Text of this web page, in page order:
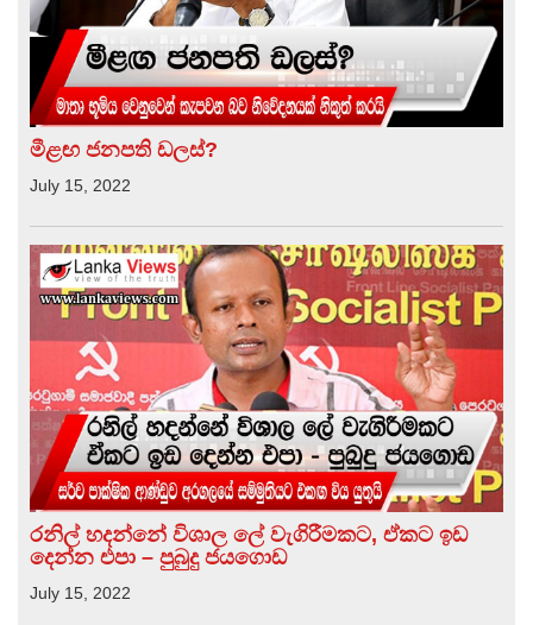
මීළඟ ජනපති ඩලස්?
July 15, 2022
රනිල් හදන්නේ විශාල ලේ වැගිරීමකට, ඒකට ඉඩ
දෙන්න එපා – පුබුදු ජයගොඩ
July 15, 2022